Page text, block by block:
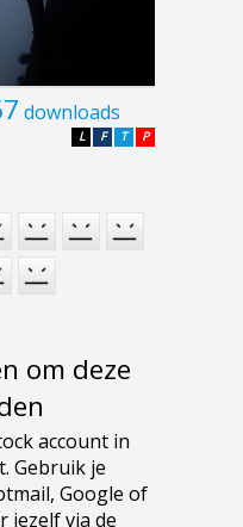
downloads
P
T
F
L
om deze